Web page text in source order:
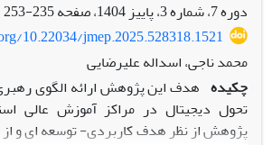
سازمانی از ولز و
پرسشنامه‌ها با تکنیک‌های آلفای کرانباخ و
شدند، مقادیر پایایی پرسشنامه‌ها
دانش آفرینی سازمانی
استفاده شد. نتایج نشان داد رهبری
دوره 7، شماره 3، پاییز 1404، صفحه
235-253
10.22034/jmep.2025.528318.1521
محمد ناجی، اسداله علیرضایی
چکیده هدف این پژوهش ارائه الگوی
تحول دیجیتال در مراکز آموزش عالی
پژوهش از نظر هدف کاربردی- توسعه ای و